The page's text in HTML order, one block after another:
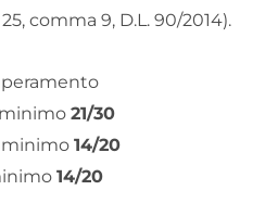
comma 9, D.L. 90/2014).
21/30
minimo14/20
14/20